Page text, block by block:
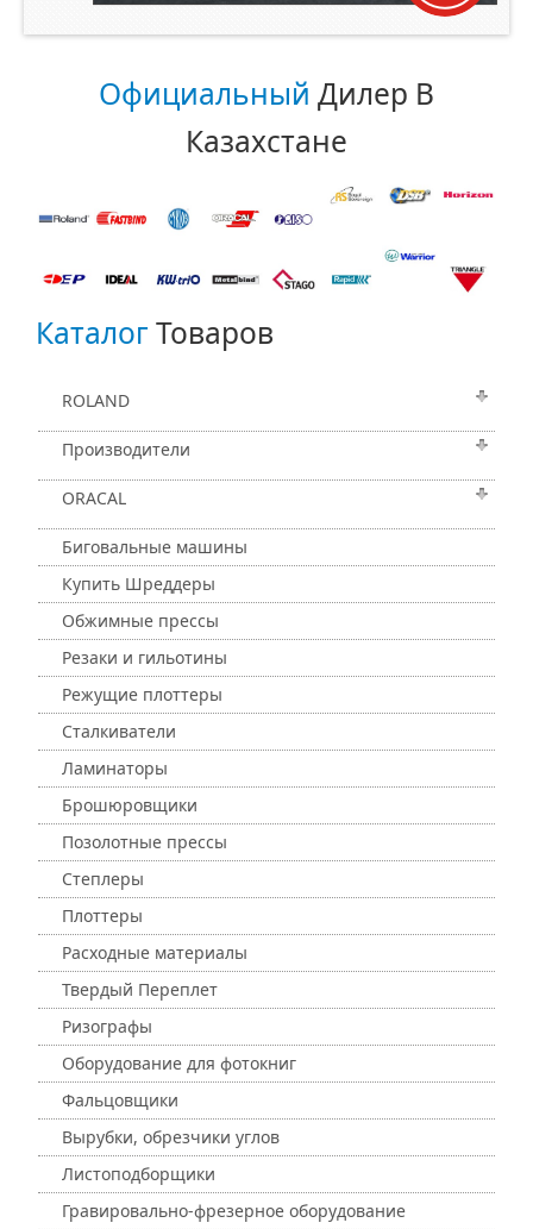
Прайс лист
КаталогОфициальный Дилер В
Казахстане
КаталогТоваров
ROLAND
Производители
ORACAL
Биговальные машины
Купить Шреддеры
Обжимные прессы
Резаки и гильотины
Режущие плоттеры
Сталкиватели
Ламинаторы
Брошюровщики
Позолотные прессы
Степлеры
Плоттеры
Расходные материалы
Твердый Переплет
Ризографы
Оборудование для фотокниг
Фальцовщики
Вырубки, обрезчики углов
Листоподборщики
Гравировально-фрезерное оборудование